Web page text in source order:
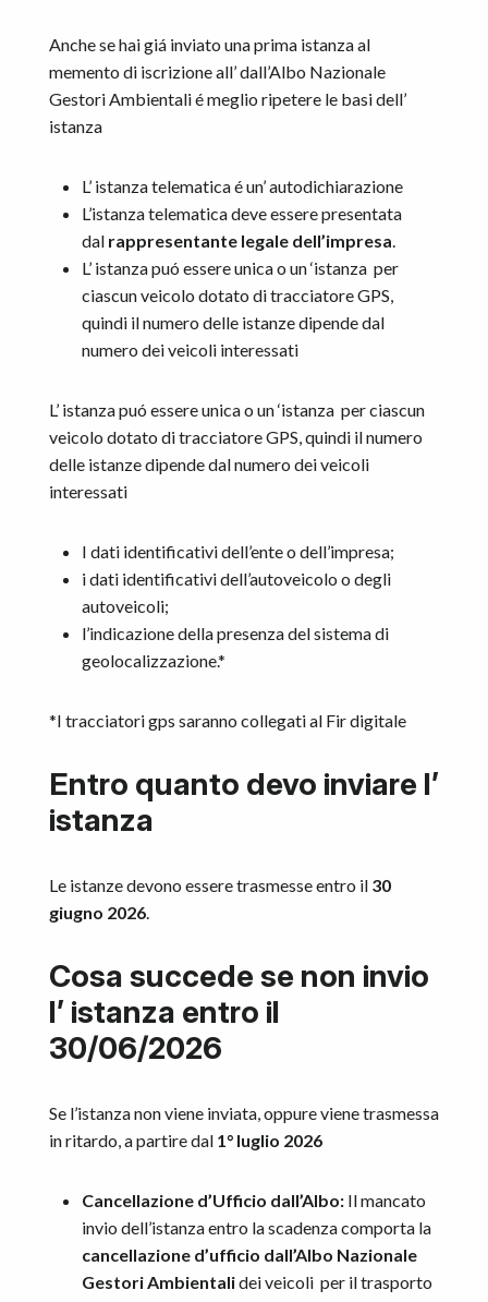
Anche se hai giá inviato una prima istanza al
memento di iscrizione all’ dall’Albo Nazionale
Gestori Ambientali é meglio ripetere le basi dell’
istanza
L’ istanza telematica é un’ autodichiarazione
L’istanza telematica deve essere presentata
dal rappresentante legale dell’impresa.
L’ istanza puó essere unica o un ‘istanza per
ciascun veicolo dotato di tracciatore GPS,
quindi il numero delle istanze dipende dal
numero dei veicoli interessati
L’ istanza puó essere unica o un ‘istanza per ciascun
veicolo dotato di tracciatore GPS, quindi il numero
delle istanze dipende dal numero dei veicoli
interessati
I dati identificativi dell’ente o dell’impresa;
i dati identificativi dell’autoveicolo o degli
autoveicoli;
l’indicazione della presenza del sistema di
geolocalizzazione.*
*I tracciatori gps saranno collegati al Fir digitale
Entro quanto devo inviare l’
istanza
Le istanze devono essere trasmesse entro il 30
giugno 2026.
Cosa succede se non invio
l’ istanza entro il
30/06/2026
Se l’istanza non viene inviata, oppure viene trasmessa
in ritardo, a partire dal 1° luglio 2026
Cancellazione d’Ufficio dall’Albo: Il mancato
invio dell’istanza entro la scadenza comporta la
cancellazione d’ufficio dall’Albo Nazionale
Gestori Ambientalidei veicoli per il trasporto